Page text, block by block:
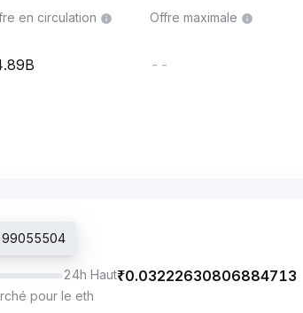
en circulation Offre maximale
--
24h Haut₹0.03222630806884713
pour le eth